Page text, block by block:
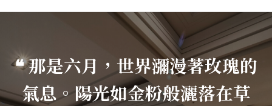
❝ 那是六月，世界瀰漫著玫瑰的
氣息。陽光如金粉般灑落在草